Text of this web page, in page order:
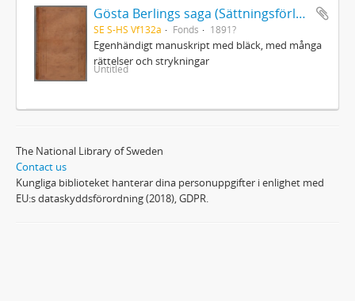
Gösta Berlings saga (Sättningsförlagan)
SE S-HS Vf132a Fonds 1891?
Egenhändigt manuskript med bläck, med många
rättelser och strykningar
Untitled
The National Library of Sweden
Contact us
Kungliga biblioteket hanterar dina personuppgifter i enlighet med
EU:s dataskyddsförordning (2018), GDPR.